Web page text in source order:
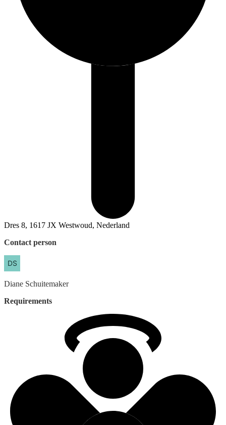
Dres 8, 1617 JX Westwoud, Nederland
Contact person
Diane Schuitemaker
Requirements